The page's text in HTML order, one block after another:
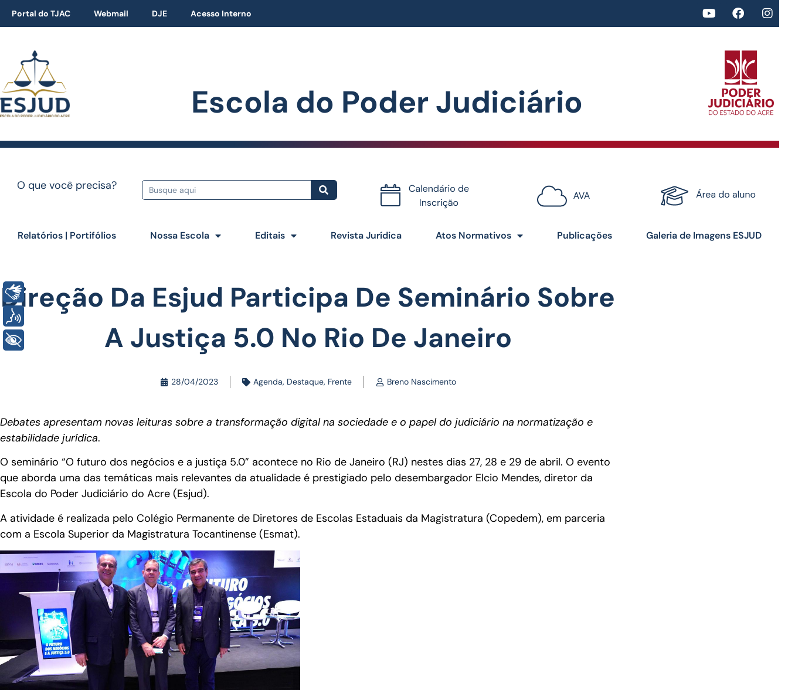
Portal do TJAC Webmail DJE Acesso Interno
Escola do Poder Judiciário​
O que você precisa?
Certificados <> Certificados
Relatórios | Portifólios Nossa Escola Editais Revista Jurídica Atos Normativos Publicações Galeria de Imagens ESJUD
Direção Da Esjud Participa De Seminário Sobre
A Justiça 5.0 No Rio De Janeiro
28/04/2023 Agenda, Destaque, Frente Breno Nascimento
Debates apresentam novas leituras sobre a transformação digital na sociedade e o papel do judiciário na normatização e
estabilidade jurídica.
O seminário “O futuro dos negócios e a justiça 5.0” acontece no Rio de Janeiro (RJ) nestes dias 27, 28 e 29 de abril. O evento
que aborda uma das temáticas mais relevantes da atualidade é prestigiado pelo desembargador Elcio Mendes, diretor da
Escola do Poder Judiciário do Acre (Esjud).
A atividade é realizada pelo Colégio Permanente de Diretores de Escolas Estaduais da Magistratura (Copedem), em parceria
com a Escola Superior da Magistratura Tocantinense (Esmat).
Libras
+ Acessibilidade